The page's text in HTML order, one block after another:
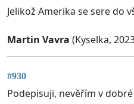
Jelikož Amerika se sere do
Martin Vavra (Kyselka,
#930
Podepisuji, nevěřím v dobré